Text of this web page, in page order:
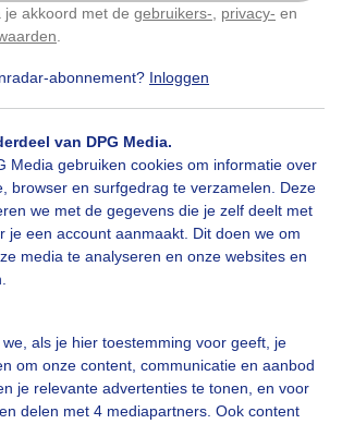
akkoord met de gebruikers- privacy- en
abonnement? Inloggen
van DPG Media.
Media gebruiken cookies om informatie over
browser en surfgedrag te verzamelen. Deze
we met de gegevens die je zelf deelt met
je een account aanmaakt. Dit doen we om
media te analyseren en onze websites en
als je hier toestemming voor geeft, je
om onze content, communicatie en aanbod
je relevante advertenties te tonen, en voor
delen met 4 mediapartners. Ook content
Gemaakt: 17-05-2026, 128x bekeken
hierom dit aan te passen